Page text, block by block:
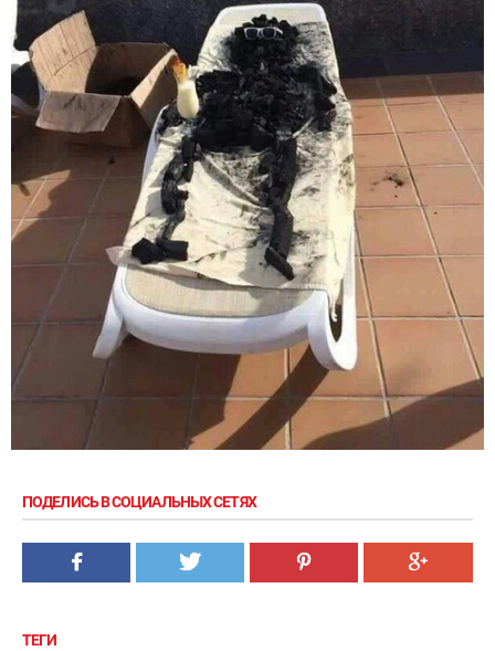
ПОДЕЛИСЬ В СОЦИАЛЬНЫХ СЕТЯХ
ТЕГИ